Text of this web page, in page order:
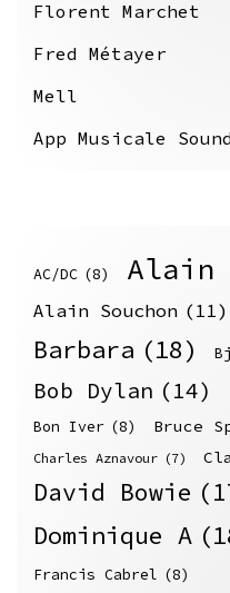
Florent Marchet
Fred Métayer
Mell
App Musicale
AC/DC (8) Alain
Alain Souchon (11)
Barbara (18)
Bob Dylan (14)
Bon Iver (8) Bruce
Charles Aznavour (7)
David Bowie
Dominique A
Francis Cabrel (8)